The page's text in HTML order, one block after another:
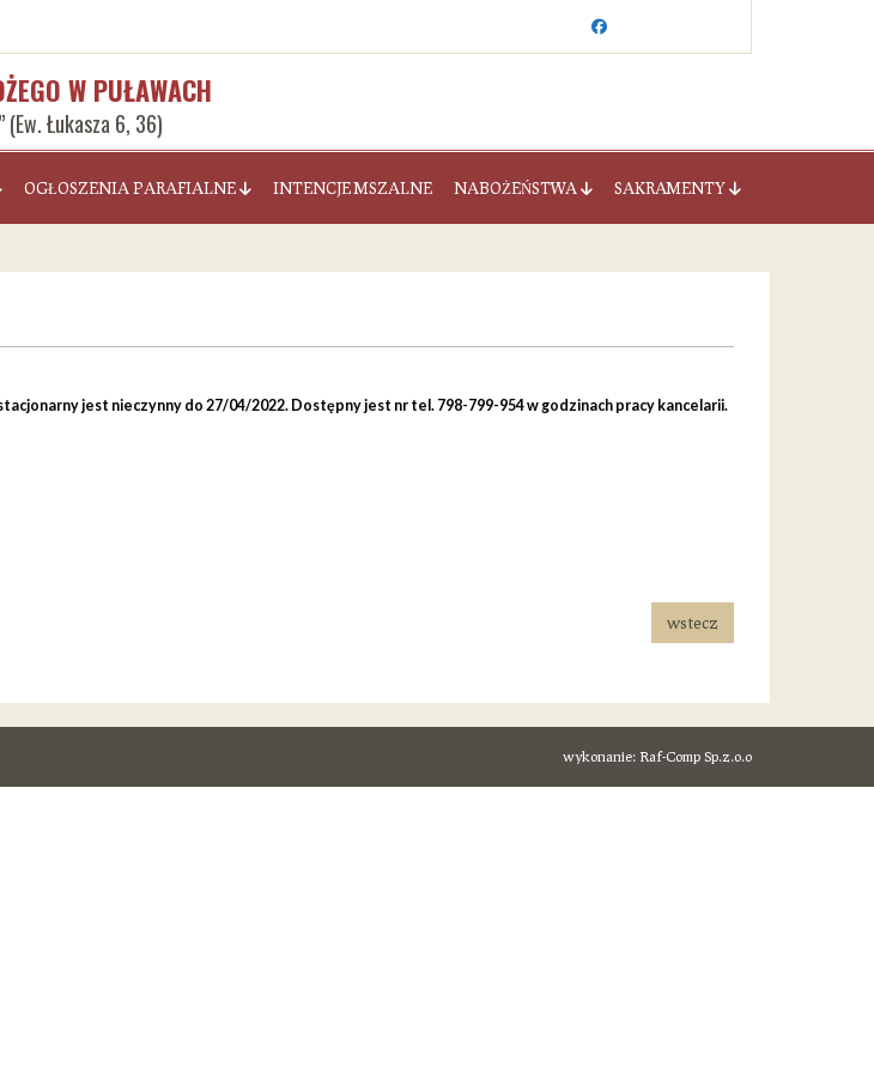
W PUŁAWACH
Łukasza 6, 36)
OGŁOSZENIA PARAFIALNE INTENCJE MSZALNE NABOŻEŃSTWA SAKRAMENTY
jest nieczynny do 27/04/2022. Dostępny jest nr tel. 798-799-954 w godzinach pracy kancelarii.
wstecz
wykonanie: Raf-Comp Sp.z.o.o